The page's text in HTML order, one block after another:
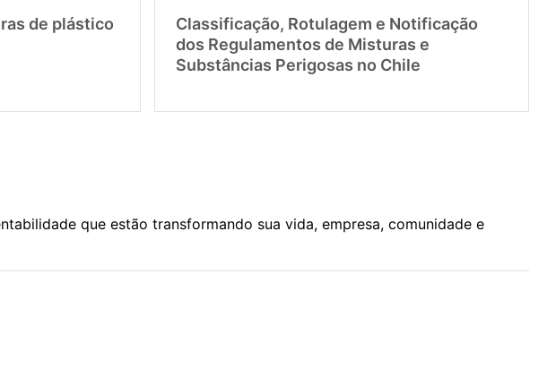
de plástico
Classificação, Rotulagem e Notificação
dos Regulamentos de Misturas e
Substâncias Perigosas no Chile
que estão transformando sua vida, empresa, comunidade e